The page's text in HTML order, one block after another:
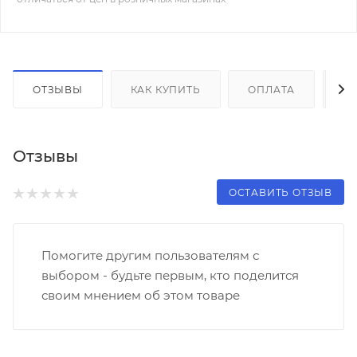
ОТЗЫВЫ КАК КУПИТЬ ОПЛАТА
Отзывы
ОСТАВИТЬ ОТЗЫВ
Помогите другим пользователям с
выбором - будьте первым, кто поделится
своим мнением об этом товаре